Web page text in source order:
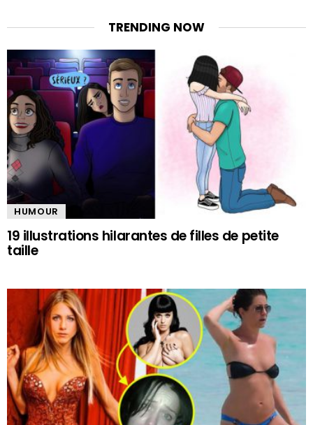
TRENDING NOW
HUMOUR
19 illustrations hilarantes de filles de petite
taille